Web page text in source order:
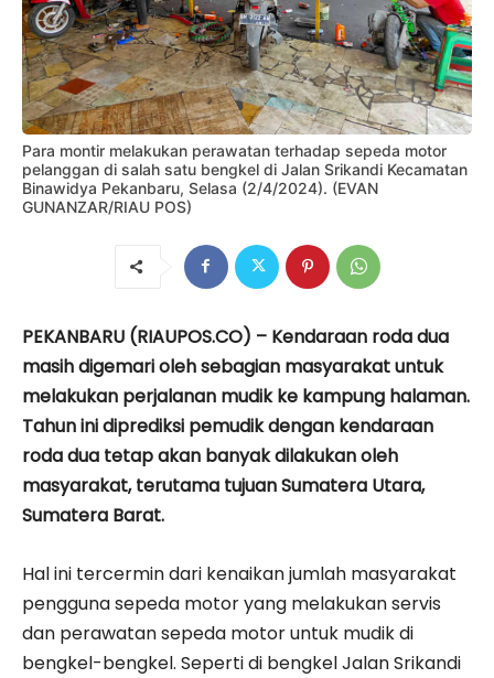
Para montir melakukan perawatan terhadap sepeda motor
pelanggan di salah satu bengkel di Jalan Srikandi Kecamatan
Binawidya Pekanbaru, Selasa (2/4/2024). (EVAN
GUNANZAR/RIAU POS)
PEKANBARU (RIAUPOS.CO) – Kendaraan roda dua
masih digemari oleh sebagian masyarakat untuk
melakukan perjalanan mudik ke kampung halaman.
Tahun ini diprediksi pemudik dengan kendaraan
roda dua tetap akan banyak dilakukan oleh
masyarakat, terutama tujuan Sumatera Utara,
Sumatera Barat.
Hal ini tercermin dari kenaikan jumlah masyarakat
pengguna sepeda motor yang melakukan servis
dan perawatan sepeda motor untuk mudik di
bengkel-bengkel. Seperti di bengkel Jalan Srikandi